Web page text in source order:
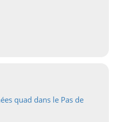
quad dans le Pas de